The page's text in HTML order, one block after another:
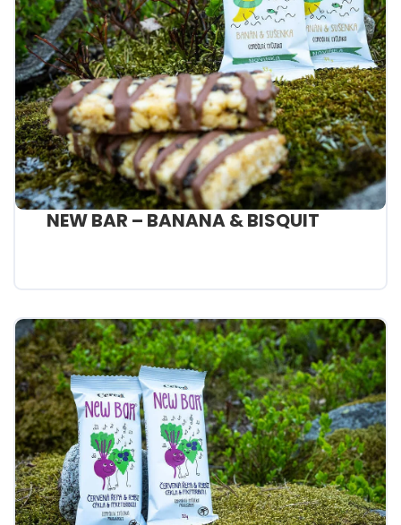
NEW BAR – BANANA & BISQUIT